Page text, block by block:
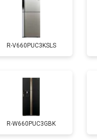
2550 ₽
1700 ₽
4750 ₽
3650 ₽
R-V660PUC3KSLS
R-W660PUC3GBK